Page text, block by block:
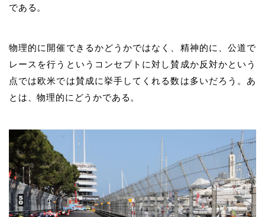
である。
物理的に開催できるかどうかではなく、精神的に、公道で
レースを行うというコンセプトに対し賛成か反対かという
点では欧米では賛成に挙手してくれる数は多いだろう。あ
とは、物理的にどうかである。